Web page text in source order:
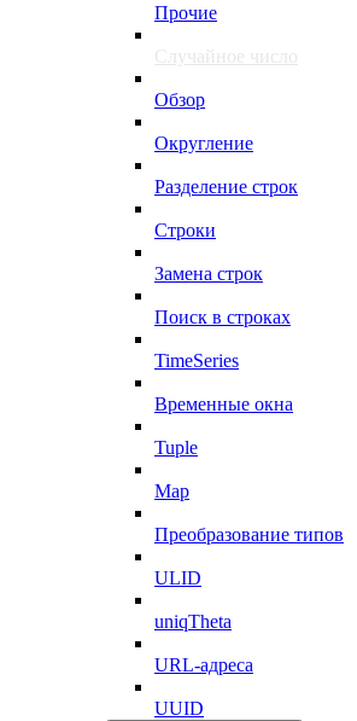
Прочие
Случайное число
Обзор
Округление
Разделение строк
Строки
Замена строк
Поиск в строках
TimeSeries
Временные окна
Tuple
Map
Преобразование типов
ULID
uniqTheta
URL-адреса
UUID